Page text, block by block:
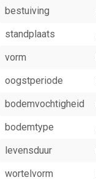
bestuiving
standplaats
vorm
oogstperiode
bodemvochtigheid
bodemtype
levensduur
wortelvorm